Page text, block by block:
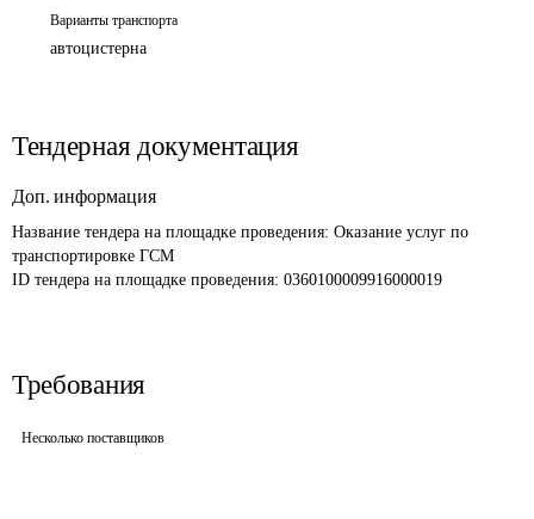
Варианты транспорта
автоцистерна
Тендерная документация
Доп. информация
Название тендера на площадке проведения: Оказание услуг по
транспортировке ГСМ
ID тендера на площадке проведения: 0360100009916000019
Требования
Несколько поставщиков